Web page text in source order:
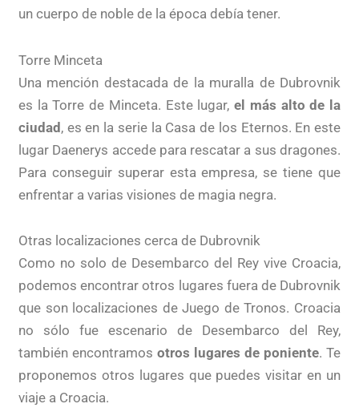
un cuerpo de noble de la época debía tener.
Torre Minceta
Una mención destacada de la muralla de Dubrovnik
es la Torre de Minceta. Este lugar,el más alto de la
ciudad, es en la serie la Casa de los Eternos. En este
lugar Daenerys accede para rescatar a sus dragones.
Para conseguir superar esta empresa, se tiene que
enfrentar a varias visiones de magia negra.
Otras localizaciones cerca de Dubrovnik
Como no solo de Desembarco del Rey vive Croacia,
podemos encontrar otros lugares fuera de Dubrovnik
que son localizaciones de Juego de Tronos. Croacia
no sólo fue escenario de Desembarco del Rey,
también encontramos otros lugares de poniente. Te
proponemos otros lugares que puedes visitar en un
viaje a Croacia.